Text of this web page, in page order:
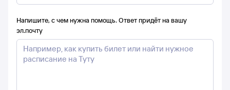
Напишите, с чем нужна помощь. Ответ придёт на вашу
эл.почту